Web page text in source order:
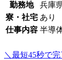
勤務地
兵庫
寮・社宅 あり
仕事内容 半導
＼最短45秒で完